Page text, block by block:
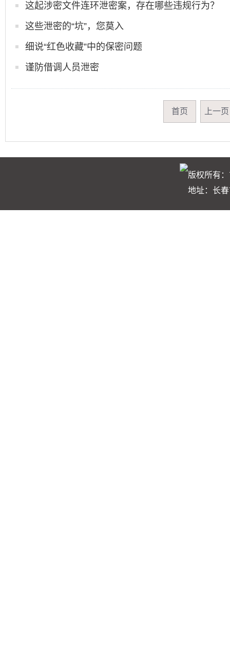
这起涉密文件连环泄密案，存在哪些违规行为？
这些泄密的“坑”，您莫入
细说“红色收藏”中的保密问题
谨防借调人员泄密
首页 上一页
版权所有
地址：长